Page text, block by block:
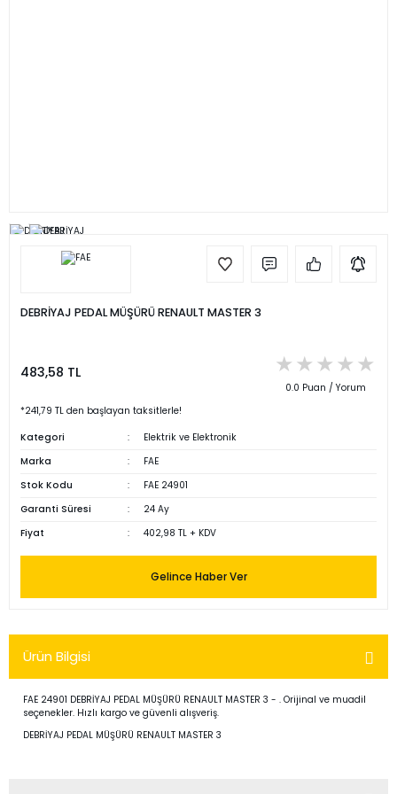
DEBRİYAJ PEDAL MÜŞÜRÜ RENAULT MASTER 3
483,58 TL
0.0 Puan / Yorum
*241,79 TL den başlayan taksitlerle!
Kategori
Elektrik ve Elektronik
Marka
FAE
Stok Kodu
FAE 24901
Garanti Süresi
24 Ay
Fiyat
402,98 TL + KDV
Gelince Haber Ver
Ürün Bilgisi
FAE 24901 DEBRİYAJ PEDAL MÜŞÜRÜ RENAULT MASTER 3 - . Orijinal ve muadil
seçenekler. Hızlı kargo ve güvenli alışveriş.
DEBRİYAJ PEDAL MÜŞÜRÜ RENAULT MASTER 3